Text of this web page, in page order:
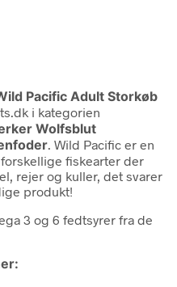
Pacific Adult Storkøb
i kategorien
Wolfsblut
. Wild Pacific er en
fiskearter der
rejer og kuller, det svarer
produkt!
3 og 6 fedtsyrer fra de